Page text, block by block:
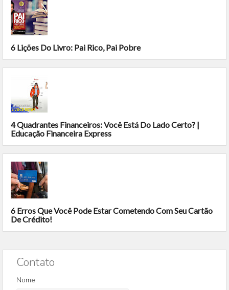
6 Lições Do Livro: Pai Rico, Pai Pobre
4 Quadrantes Financeiros: Você Está Do Lado Certo? |
Educação Financeira Express
6 Erros Que Você Pode Estar Cometendo Com Seu Cartão
De Crédito!
Contato
Nome